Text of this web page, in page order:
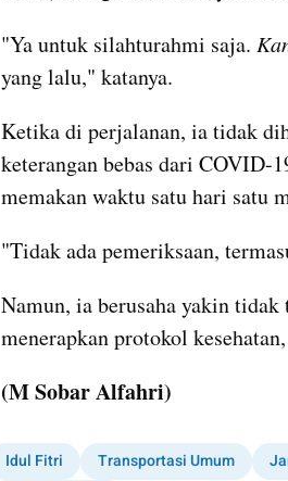
"Ya untuk silahturahmi saja.
yang lalu," katanya.
Ketika di perjalanan, ia tidak
keterangan bebas dari COVID-
memakan waktu satu hari satu
"Tidak ada pemeriksaan,
Namun, ia berusaha yakin
menerapkan protokol
(M Sobar Alfahri)
Idul Fitri Transportasi Umum